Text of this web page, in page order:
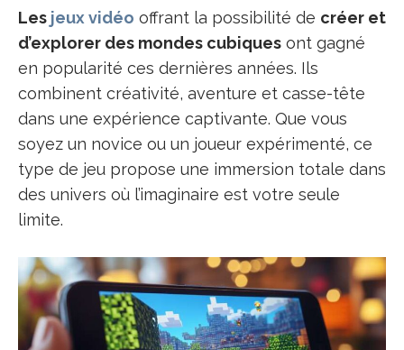
Les jeux vidéo offrant la possibilité de créer et
d’explorer des mondes cubiques ont gagné
en popularité ces dernières années. Ils
combinent créativité, aventure et casse-tête
dans une expérience captivante. Que vous
soyez un novice ou un joueur expérimenté, ce
type de jeu propose une immersion totale dans
des univers où l’imaginaire est votre seule
limite.